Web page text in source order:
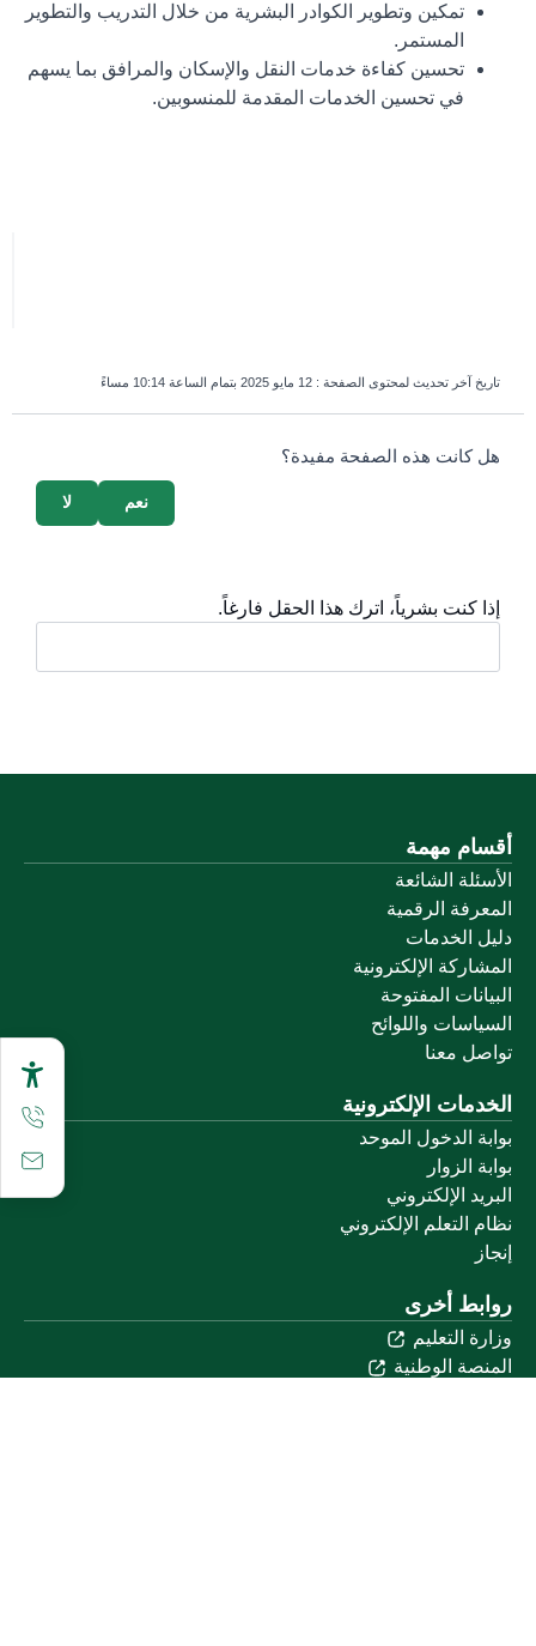
تمكين وتطوير الكوادر البشرية من خلال التدريب والتطوير
المستمر.
تحسين كفاءة خدمات النقل والإسكان والمرافق بما يسهم
في تحسين الخدمات المقدمة للمنسوبين.
تاريخ آخر تحديث لمحتوى الصفحة : 12 مايو 2025 بتمام الساعة 10:14 مساءً
survey_v2
هل كانت هذه الصفحة مفيدة؟
لا نعم
إذا كنت بشرياً، اترك هذا الحقل فارغاً.
أقسام مهمة
الأسئلة الشائعة
المعرفة الرقمية
دليل الخدمات
المشاركة الإلكترونية
البيانات المفتوحة
السياسات واللوائح
تواصل معنا
الخدمات الإلكترونية
بوابة الدخول الموحد
بوابة الزوار
البريد الإلكتروني
نظام التعلم الإلكتروني
إنجاز
روابط أخرى
وزارة التعليم
المنصة الوطنية